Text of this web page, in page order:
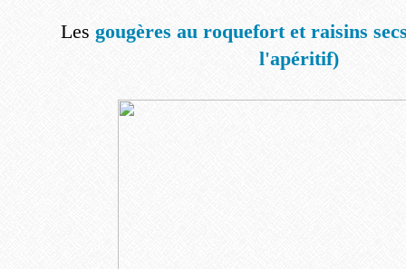
Les gougères au roquefort et raisins
l'apéritif)